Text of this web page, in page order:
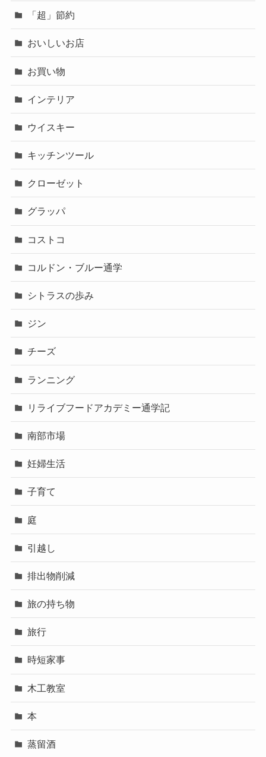
「超」節約
おいしいお店
お買い物
インテリア
ウイスキー
キッチンツール
クローゼット
グラッパ
コストコ
コルドン・ブルー通学
シトラスの歩み
ジン
チーズ
ランニング
リライブフードアカデミー通学記
南部市場
妊婦生活
子育て
庭
引越し
排出物削減
旅の持ち物
旅行
時短家事
木工教室
本
蒸留酒